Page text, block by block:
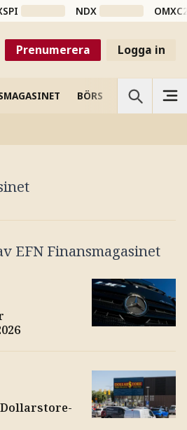
NDX
Prenumerera Logga in
BÖRS VETENSKAP
EFN Finansmagasinet